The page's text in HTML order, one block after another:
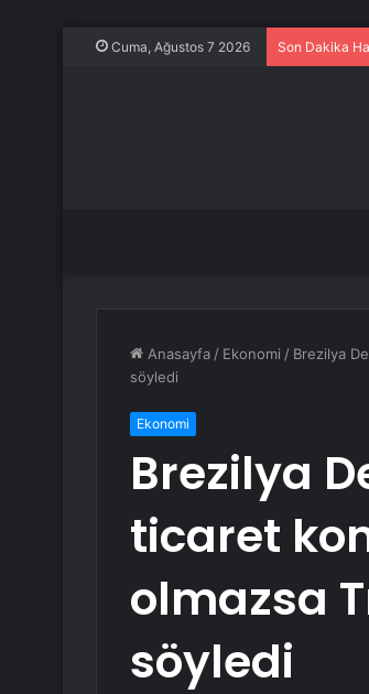
Cuma, Ağustos 7 2026 Son Dakika
Anasayfa / Ekonomi / Brezilya
söyledi
Ekonomi
Brezilya
ticaret
olmazsa
söyledi